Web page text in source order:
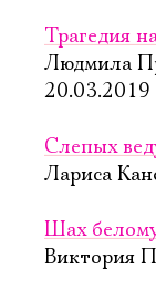
Трагедия
Людмила
20.03.2019
Слепых
Лариса
Шах
Виктория